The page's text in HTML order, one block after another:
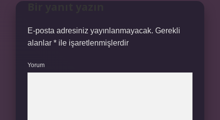
E-posta adresiniz yayınlanmayacak. Gerekli
alanlar * ile işaretlenmişlerdir
Yorum